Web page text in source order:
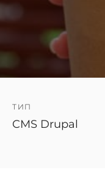
ТИП
CMS Drupal